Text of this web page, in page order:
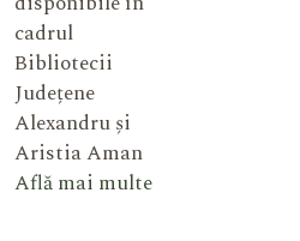
cadrul
Bibliotecii
Județene
Alexandru și
Aristia Aman
Află mai multe